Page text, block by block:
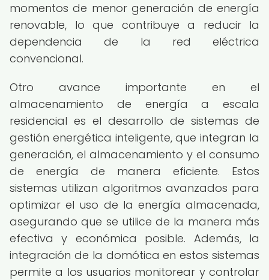
momentos de menor generación de energía
renovable, lo que contribuye a reducir la
dependencia de la red eléctrica
convencional.
Otro avance importante en el
almacenamiento de energía a escala
residencial es el desarrollo de sistemas de
gestión energética inteligente, que integran la
generación, el almacenamiento y el consumo
de energía de manera eficiente. Estos
sistemas utilizan algoritmos avanzados para
optimizar el uso de la energía almacenada,
asegurando que se utilice de la manera más
efectiva y económica posible. Además, la
integración de la domótica en estos sistemas
permite a los usuarios monitorear y controlar